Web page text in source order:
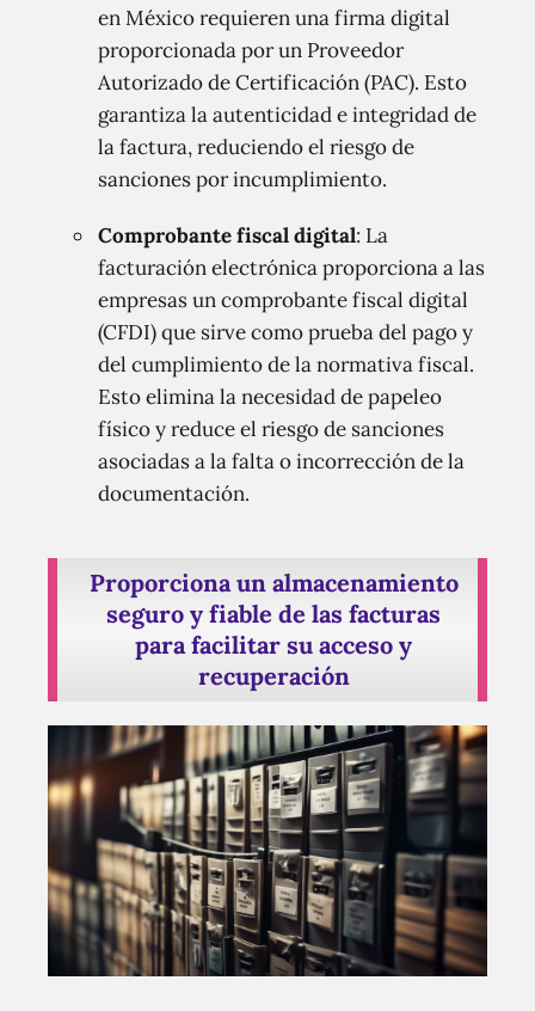
en México requieren una firma digital
proporcionada por un Proveedor
Autorizado de Certificación (PAC). Esto
garantiza la autenticidad e integridad de
la factura, reduciendo el riesgo de
sanciones por incumplimiento.
Comprobante fiscal digital: La
facturación electrónica proporciona a las
empresas un comprobante fiscal digital
(CFDI) que sirve como prueba del pago y
del cumplimiento de la normativa fiscal.
Esto elimina la necesidad de papeleo
físico y reduce el riesgo de sanciones
asociadas a la falta o incorrección de la
documentación.
Proporciona un almacenamiento
seguro y fiable de las facturas
para facilitar su acceso y
recuperación